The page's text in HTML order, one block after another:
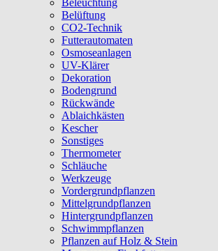
Beleuchtung
Belüftung
CO2-Technik
Futterautomaten
Osmoseanlagen
UV-Klärer
Dekoration
Bodengrund
Rückwände
Ablaichkästen
Kescher
Sonstiges
Thermometer
Schläuche
Werkzeuge
Vordergrundpflanzen
Mittelgrundpflanzen
Hintergrundpflanzen
Schwimmpflanzen
Pflanzen auf Holz & Stein